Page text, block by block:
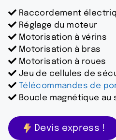
Raccordement
Réglage du moteur
Motorisation à vérins
Motorisation à bras
Motorisation à roues
Jeu de cellules de
Télécommandes de
Boucle magnétique au
Devis express !